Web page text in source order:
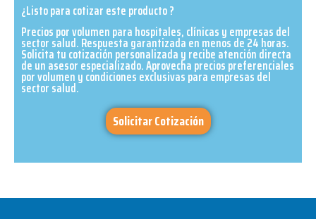
¿Listo para cotizar este producto ?
Precios por volumen para hospitales, clínicas y empresas del
sector salud. Respuesta garantizada en menos de 24 horas.
Solicita tu cotización personalizada y recibe atención directa
de un asesor especializado. Aprovecha precios preferenciales
por volumen y condiciones exclusivas para empresas del
sector salud.​
Solicitar Cotización